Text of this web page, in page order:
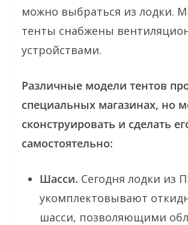
можно выбраться из лодки.
тенты снабжены
устройствами.
Различные модели тентов
специальных магазинах, но
сконструировать и сделать
самостоятельно:
Шасси. Сегодня лодки из
укомплектовывают
шасси, позволяющими